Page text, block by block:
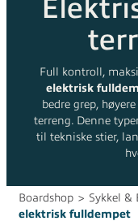
Full kontroll,
elektrisk
bedre grep,
terreng. Denne
til tekniske stier,
Boardshop>Sykkel &
elektrisk fulldempet